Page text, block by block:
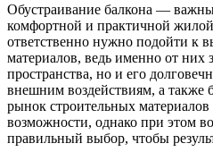
Обустраивание балкона —
комфортной и практичной
ответственно нужно подойти к
материалов, ведь именно от них
пространства, но и его
внешним воздействиям, а также
рынок строительных
возможности, однако при этом
правильный выбор, чтобы